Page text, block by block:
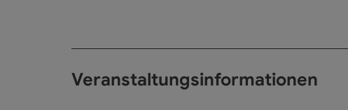
Veranstaltungsinformationen